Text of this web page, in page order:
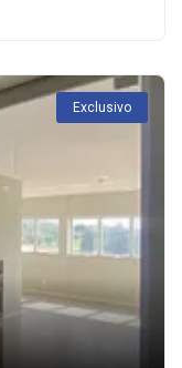
Exclusivo